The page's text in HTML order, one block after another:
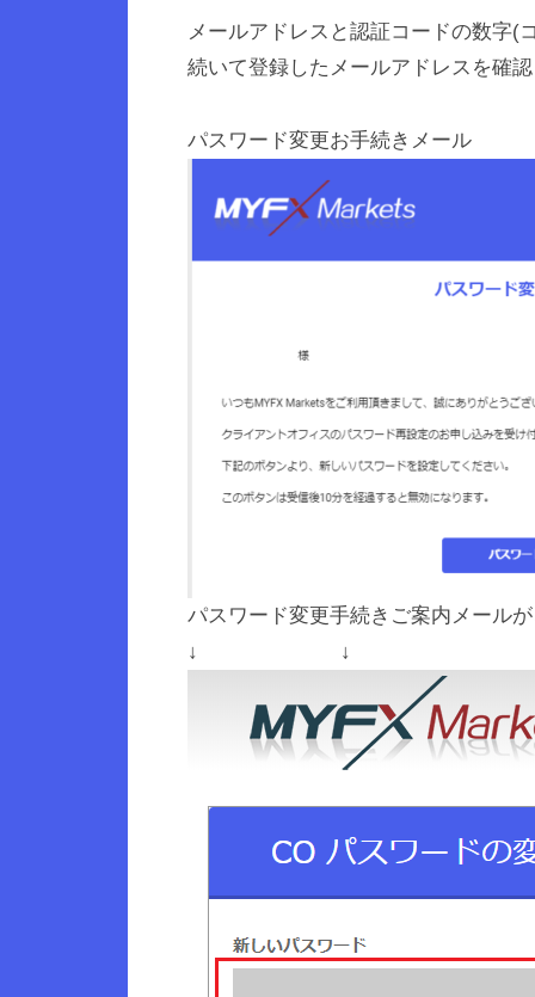
メールアドレスと認証コードの数字(
続いて登録したメールアドレスを確
パスワード変更お手続きメール
パスワード変更手続きご案内メール
↓ ↓